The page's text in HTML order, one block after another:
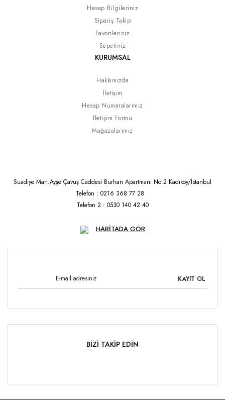
Hesap Bilgileriniz
Sipariş Takip
Favorileriniz
Sepetiniz
KURUMSAL
Hakkımızda
İletişim
Hesap Numaralarımız
İletişim Formu
Mağazalarımız
Suadiye Mah.Ayşe Çavuş Caddesi Burhan Apartmanı No:2 Kadıköy/İstanbul
Telefon : 0216 368 77 28
Telefon 2 : 0530 140 42 40
HARİTADA GÖR
KAYIT OL
BİZİ TAKİP EDİN